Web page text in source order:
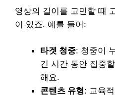
영상의 길이를 고민할 때
이 있죠. 예를 들어:
타겟 청중: 청중이
긴 시간 동안 집중
해요.
콘텐츠 유형: 교육